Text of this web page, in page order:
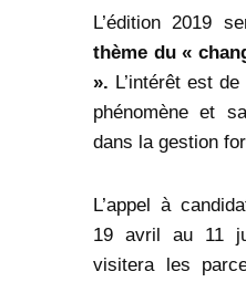
L’édition 2019
thème du «
». L’intérêt est
phénomène et
dans la gestion
L’appel à
19 avril au 11
visitera les